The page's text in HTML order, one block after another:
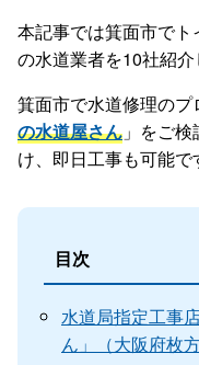
本記事では箕面市で
の水道業者を10社紹介
箕面市で水道修理の
の水道屋さん 」をご
け、即日工事も可能で
目次
水道局指定工事
ん」（大阪府枚方